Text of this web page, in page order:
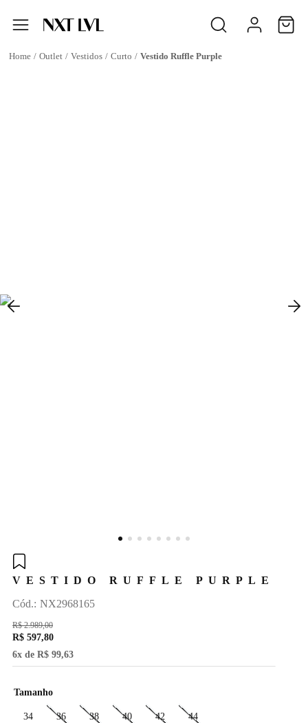
Outlet Vestidos Curto Vestido Ruffle Purple
VESTIDO RUFFLE PURPLE
: NX2968165
R$ 2.989,00
R$ 597,80
6x de R$ 99,63
Tamanho
34 36 38 40 42 44